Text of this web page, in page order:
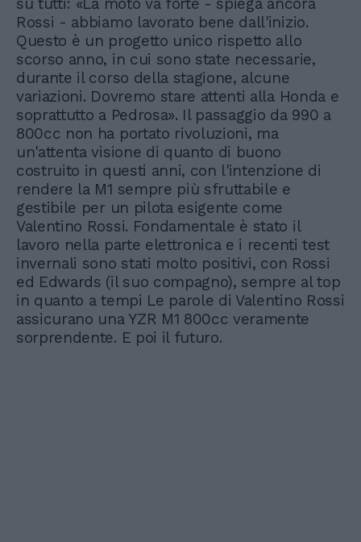
su tutti: «La moto va forte - spiega ancora
Rossi - abbiamo lavorato bene dall'inizio.
Questo è un progetto unico rispetto allo
scorso anno, in cui sono state necessarie,
durante il corso della stagione, alcune
variazioni. Dovremo stare attenti alla Honda e
soprattutto a Pedrosa». Il passaggio da 990 a
800cc non ha portato rivoluzioni, ma
un'attenta visione di quanto di buono
costruito in questi anni, con l'intenzione di
rendere la M1 sempre più sfruttabile e
gestibile per un pilota esigente come
Valentino Rossi. Fondamentale è stato il
lavoro nella parte elettronica e i recenti test
invernali sono stati molto positivi, con Rossi
ed Edwards (il suo compagno), sempre al top
in quanto a tempi Le parole di Valentino Rossi
assicurano una YZR M1 800cc veramente
sorprendente. E poi il futuro.